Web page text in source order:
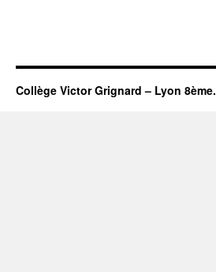
Collège Victor Grignard – Lyon 8ème.